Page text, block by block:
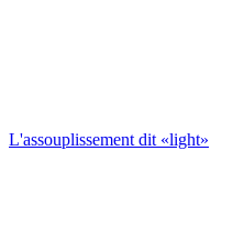
L'assouplissement dit «light»